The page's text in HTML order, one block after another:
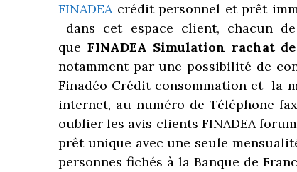
FINADEAcrédit personnel et prêt
dans cet espace client, chacun
que FINADEA Simulation rachat
notamment par une possibilité de
Finadéo Crédit consommation et la
internet, au numéro de Téléphone
oublier les avis clients FINADEA
prêt unique avec une seule
personnes fichés à la Banque de